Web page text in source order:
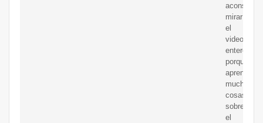
aconsejo
mirar
el
video
entero
porqué
muchas
cosas
sobre
el